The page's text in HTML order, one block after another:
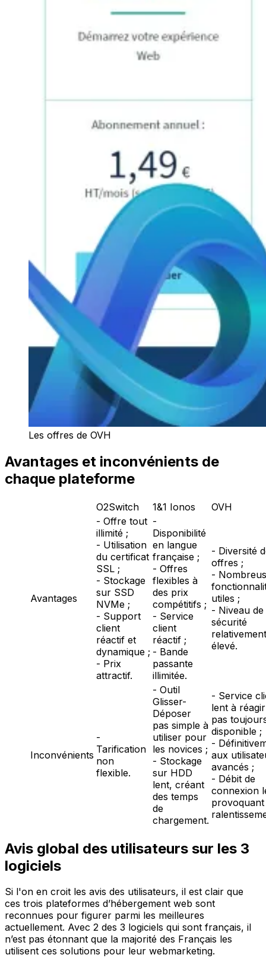
Les offres de OVH
Avantages et inconvénients de
chaque plateforme
O2Switch 1&1 Ionos OVH
Avantages
- Offre tout
illimité ;
- Utilisation
du certificat
SSL ;
- Stockage
sur SSD
NVMe ;
- Support
client
réactif et
dynamique ;
- Prix
attractif.
-
Disponibilité
en langue
française ;
- Offres
flexibles à
des prix
compétitifs ;
- Service
client
réactif ;
- Bande
passante
illimitée.
- Diversité
offres ;
-
utiles ;
- Niveau de
sécurité
relativement
élevé.
Inconvénients
-
Tarification
non
flexible.
- Outil
Glisser-
Déposer
pas simple à
utiliser pour
les novices ;
- Stockage
sur HDD
lent, créant
des temps
de
chargement.
- Service
lent à
pas
disponible ;
-
aux
avancés ;
- Débit de
connexion
provoquant
Avis global des utilisateurs sur les 3
logiciels
Si l'on en croit les avis des utilisateurs, il est clair que
ces trois plateformes d’hébergement web sont
reconnues pour figurer parmi les meilleures
actuellement. Avec 2 des 3 logiciels qui sont français, il
n’est pas étonnant que la majorité des Français les
utilisent ces solutions pour leur webmarketing.